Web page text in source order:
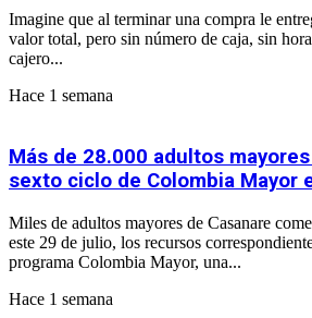
Imagine que al terminar una compra le
valor total, pero sin número de caja, sin
cajero...
Hace 1 semana
Más de 28.000 adultos
sexto ciclo de Colombia Mayor
Miles de adultos mayores de Casanare
este 29 de julio, los recursos
programa Colombia Mayor, una...
Hace 1 semana